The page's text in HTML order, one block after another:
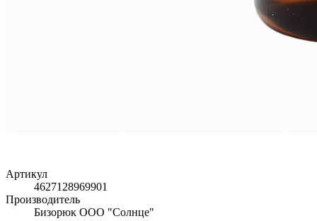
Артикул
4627128969901
Производитель
Бизорюк ООО "Солнце"